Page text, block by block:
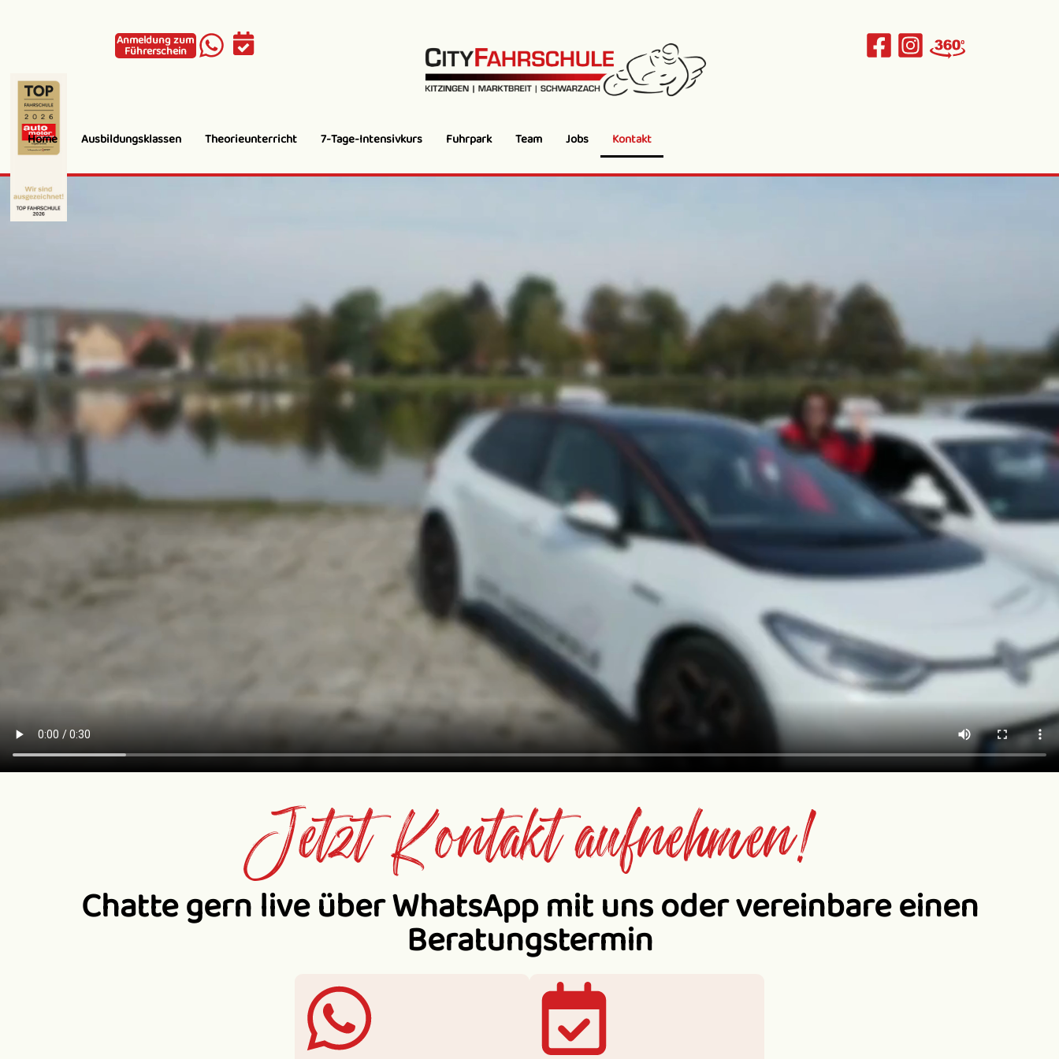
Anmeldung zum
Führerschein
Home Ausbildungsklassen Theorieunterricht 7-Tage-Intensivkurs Fuhrpark Team Jobs Kontakt
Jetzt Kontakt aufnehmen!
Chatte gern live über WhatsApp mit uns oder vereinbare einen
Beratungstermin